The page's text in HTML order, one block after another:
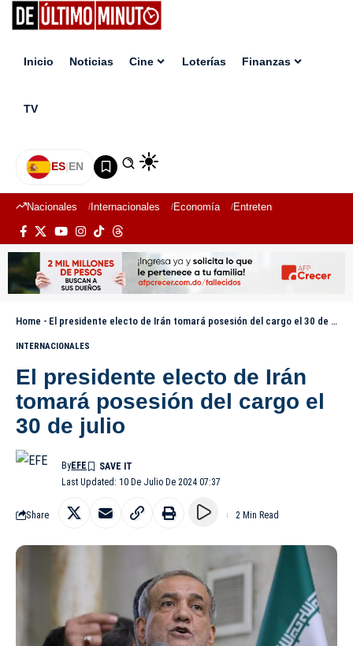
Inicio Noticias Cine Loterías Finanzas
TV
ES|EN
Nacionales Internacionales Economía Entretenimiento
Home - El presidente electo de Irán tomará posesión del cargo el 30 de julio
INTERNACIONALES
El presidente electo de Irán
tomará posesión del cargo el
30 de julio
Last Updated: 10 De Julio De 2024 07:37
ByEFE
Share 2 Min Read